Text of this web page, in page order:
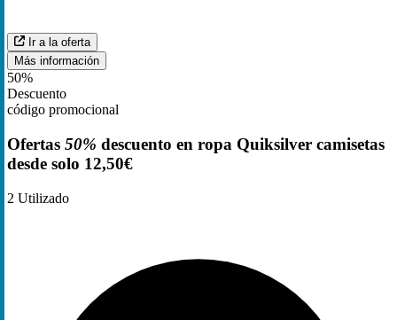
Ir a la oferta
Más información
50%
Descuento
código promocional
Ofertas 50% descuento en ropa Quiksilver camisetas
desde solo 12,50€
2 Utilizado